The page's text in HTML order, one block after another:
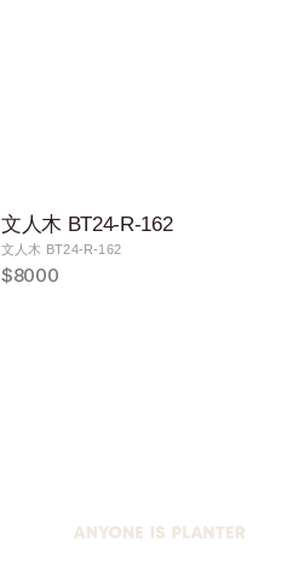
文人木 BT24-R-162
文人木 BT24-R-162
$8000